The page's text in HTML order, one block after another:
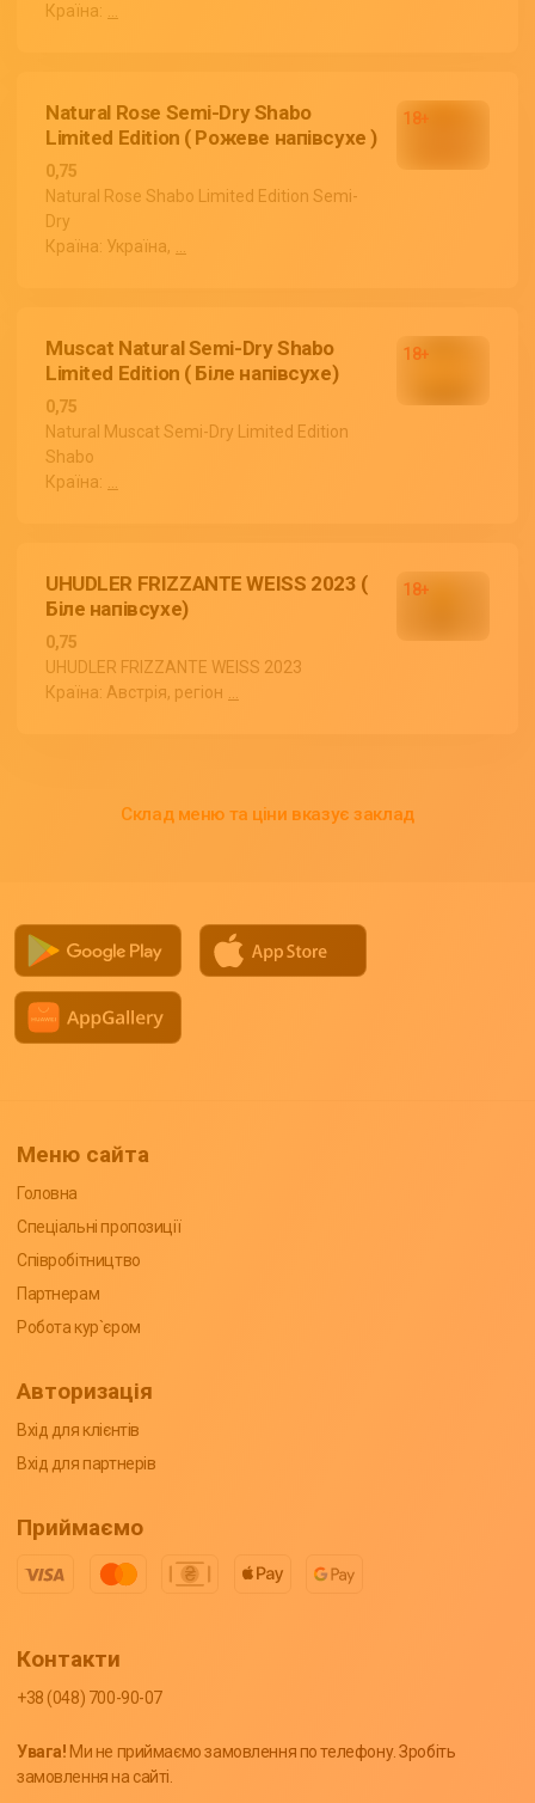
Країна:
Natural Rose Semi-Dry Shabo
Limited Edition ( Рожеве напівсухе )
0,75
Natural Rose Shabo Limited Edition Semi-
Dry
Країна: Україна,
Muscat Natural Semi-Dry Shabo
Limited Edition ( Біле напівсухе)
0,75
Natural Muscat Semi-Dry Limited Edition
Shabo
Країна:
UHUDLER FRIZZANTE WEISS 2023 (
Біле напівсухе)
0,75
UHUDLER FRIZZANTE WEISS 2023
Країна: Австрія, регіон
Склад меню та ціни вказує заклад
Меню сайта
Головна
Спеціальні пропозиції
Співробітництво
Партнерам
Робота кур`єром
Авторизація
Вхід для клієнтів
Вхід для партнерів
Приймаємо
Контакти
+38 (048) 700-90-07
Увага! Ми не приймаємо замовлення по телефону. Зробіть
замовлення на сайті.